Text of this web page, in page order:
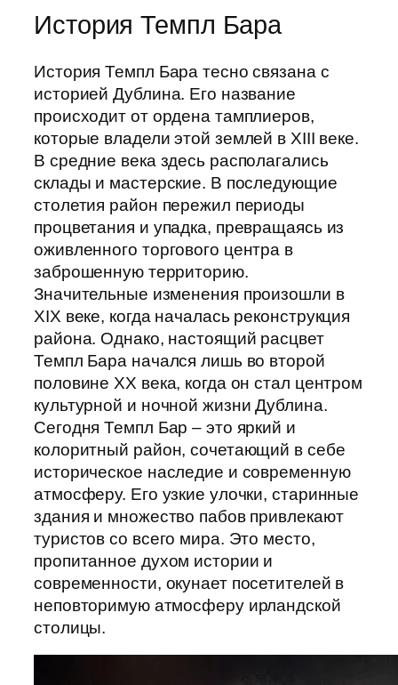
История Темпл Бара
История Темпл Бара тесно связана с
историей Дублина. Его название
происходит от ордена тамплиеров,
которые владели этой землей в XIII веке.
В средние века здесь располагались
склады и мастерские. В последующие
столетия район пережил периоды
процветания и упадка, превращаясь из
оживленного торгового центра в
заброшенную территорию.
Значительные изменения произошли в
XIX веке, когда началась реконструкция
района. Однако, настоящий расцвет
Темпл Бара начался лишь во второй
половине XX века, когда он стал центром
культурной и ночной жизни Дублина.
Сегодня Темпл Бар – это яркий и
колоритный район, сочетающий в себе
историческое наследие и современную
атмосферу. Его узкие улочки, старинные
здания и множество пабов привлекают
туристов со всего мира. Это место,
пропитанное духом истории и
современности, окунает посетителей в
неповторимую атмосферу ирландской
столицы.